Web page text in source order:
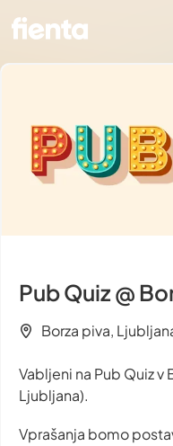
Pub Quiz @
Borza piva,
Vabljeni na Pub Quiz v
Ljubljana).
Vprašanja bomo